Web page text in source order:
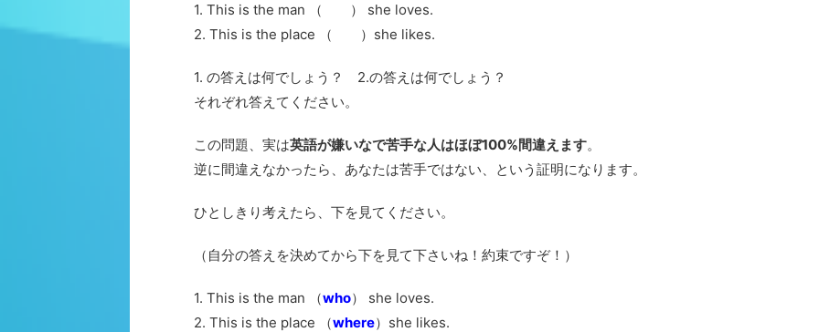
1. This is the man （ ） she loves.
2. This is the place （ ）she likes.
1. の答えは何でしょう？ 2.の答えは何でしょう？
それぞれ答えてください。
この問題、実は英語が嫌いなで苦手な人はほぼ100%間違えます。
逆に間違えなかったら、あなたは苦手ではない、という証明になります。
ひとしきり考えたら、下を見てください。
（自分の答えを決めてから下を見て下さいね！約束ですぞ！）
1. This is the man （who） she loves.
2. This is the place （where）she likes.